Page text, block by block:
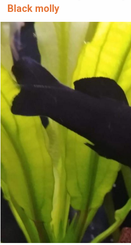
Black molly